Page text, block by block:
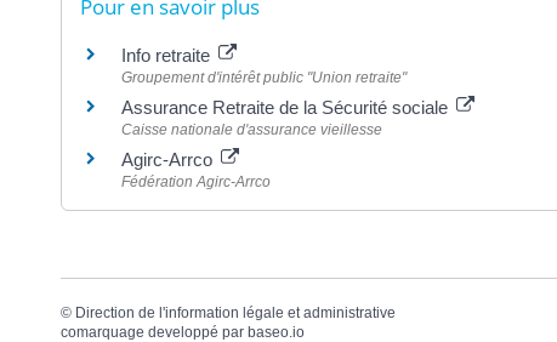
Pour en savoir plus
Info retraite
Groupement d'intérêt public "Union retraite"
Assurance Retraite de la Sécurité sociale
Caisse nationale d'assurance vieillesse
Agirc-Arrco
Fédération Agirc-Arrco
© Direction de l'information légale et administrative
comarquage developpé par baseo.io